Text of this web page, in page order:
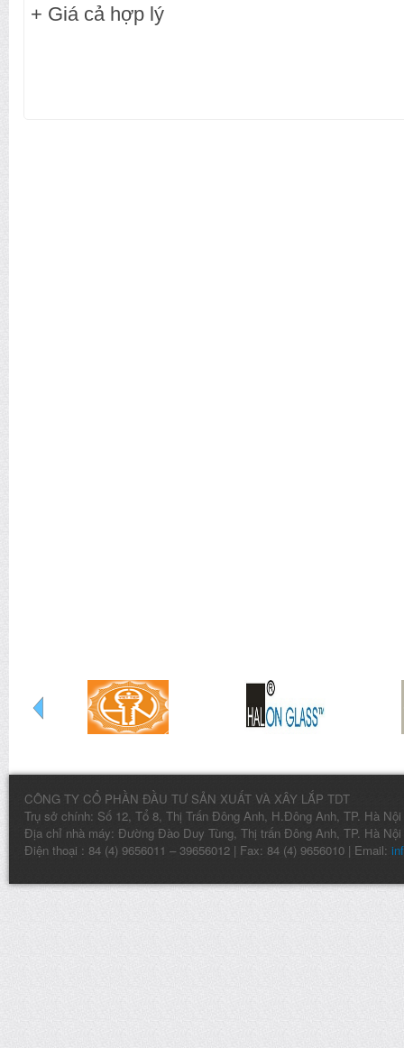
+ Giá cả hợp lý
CÔNG TY CỔ PHẦN ĐẦU TƯ SẢN XUẤT VÀ XÂY LẮP TDT
Trụ sở chính: Số 12, Tổ 8, Thị Trấn Đông Anh, H.Đông Anh, TP. Hà Nội
Địa chỉ nhà máy: Đường Đào Duy Tùng, Thị trấn Đông Anh, TP. Hà Nội
Điện thoại : 84 (4) 9656011 – 39656012 | Fax: 84 (4) 9656010 | Email: